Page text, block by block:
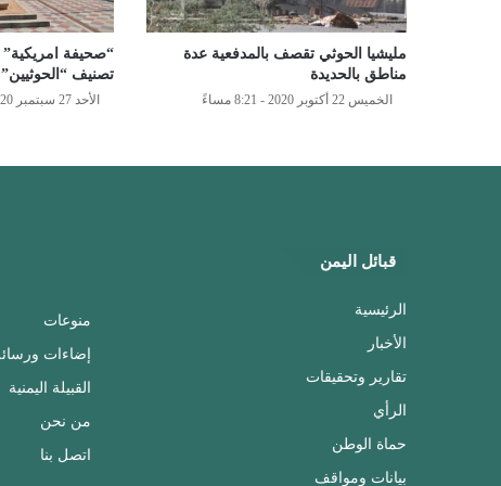
مليشيا الحوثي تقصف بالمدفعية عدة
مناطق بالحديدة
الخميس 22 أكتوبر 2020 - 8:21 مساءً
“صحيفة
تصنيف
الأحد 27 سبتمبر 2020 - 7:45 مساءً
قبائل اليمن
الرئيسية
الأخبار
تقارير وتحقيقات
الرأي
حماة الوطن
بيانات ومواقف
منوعات
إضاءات
القبيلة اليمنية
من نحن
اتصل بنا